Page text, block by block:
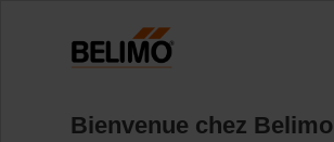
Bienvenue chez Belimo